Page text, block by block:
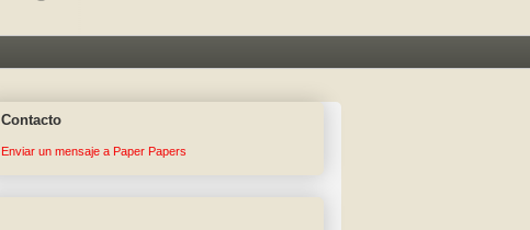
Contacto
Enviar un mensaje a Paper Papers